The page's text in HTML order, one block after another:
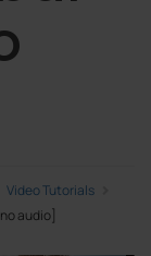
Video Tutorials
audio]